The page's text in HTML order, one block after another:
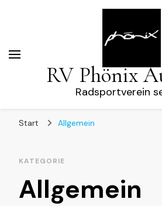
RV Phönix
Radsportverein
Start Allgemein
KATEGORIE
Allgemein